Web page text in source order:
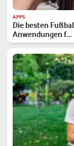
APPS
Die besten
Anwendungen f…